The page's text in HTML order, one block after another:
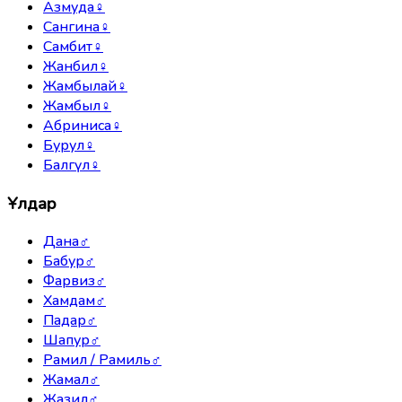
Азмуда♀
Сангина♀
Самбит♀
Жанбил♀
Жамбылай♀
Жамбыл♀
Абриниса♀
Бурул♀
Балгүл♀
Ұлдар
Дана♂
Бабур♂
Фарвиз♂
Хамдам♂
Падар♂
Шапур♂
Рамил / Рамиль♂
Жамал♂